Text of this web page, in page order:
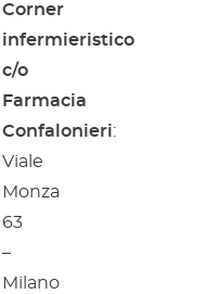
Corner
infermieristico
c/o
Farmacia
Confalonieri:
Viale
Monza
63
–
Milano